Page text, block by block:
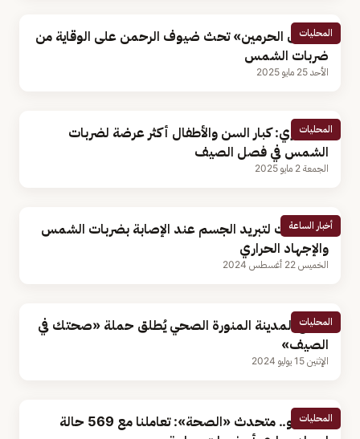
المحليات
«شؤون الحرمين» تحث ضيوف الرحمن على الوقاية من
ضربات الشمس
الأحد 25 مايو 2025
المحليات
استشاري: كبار السن والأطفال أكثر عرضة لضربات
الشمس في فصل الصيف
الجمعة 2 مايو 2025
أخبار الساعة
6 خطوات لتبريد الجسم عند الإصابة بضربات الشمس
والإجهاد الحراري
الخميس 22 أغسطس 2024
المحليات
تجمع المدينة المنورة الصحي يُطلق حملة «صحتك في
الصيف»
الإثنين 15 يوليو 2024
المحليات
بالفيديو.. متحدث «الصحة»: تعاملنا مع 569 حالة